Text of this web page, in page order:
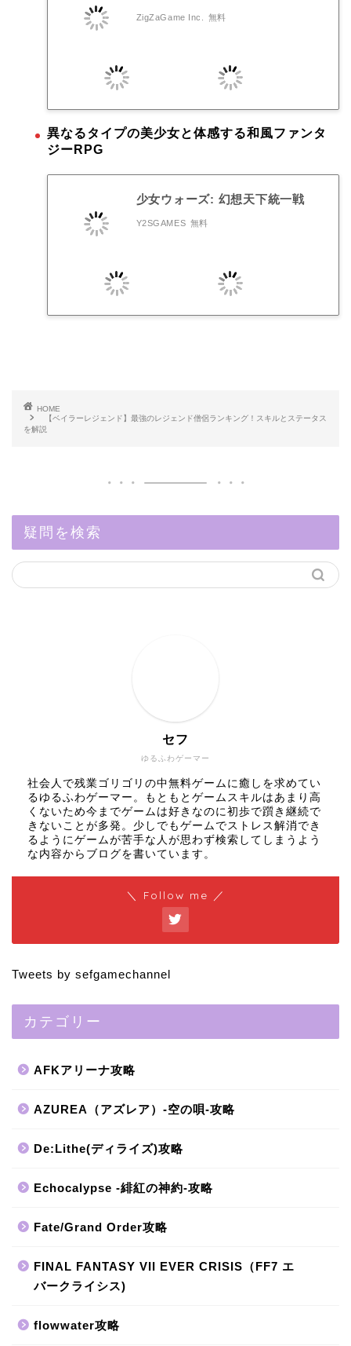
ZigZaGame Inc. 無料
異なるタイプの美少女と体感する和風ファンタ
ジーRPG
少女ウォーズ: 幻想天下統一戦
Y2SGAMES 無料
HOME
【ベイラーレジェンド】最強のレジェンド僧侶ランキング！スキルとステータス
を解説
疑問を検索
ゆるふわゲーマー
セフ
社会人で残業ゴリゴリの中無料ゲームに癒しを求めてい
るゆるふわゲーマー。もともとゲームスキルはあまり高
くないため今までゲームは好きなのに初歩で躓き継続で
きないことが多発。少しでもゲームでストレス解消でき
るようにゲームが苦手な人が思わず検索してしまうよう
な内容からブログを書いています。
＼ Follow me ／
Tweets by sefgamechannel
カテゴリー
AFKアリーナ攻略
AZUREA（アズレア）-空の唄-攻略
De:Lithe(ディライズ)攻略
Echocalypse -緋紅の神約-攻略
Fate/Grand Order攻略
FINAL FANTASY VII EVER CRISIS（FF7 エ
バークライシス)
flowwater攻略